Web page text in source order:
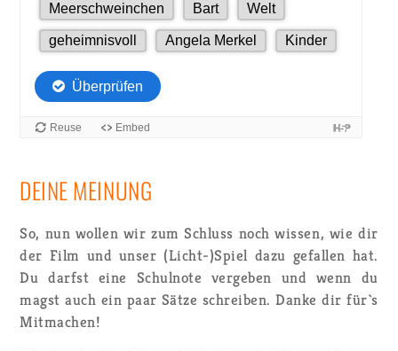
DEINE MEI­NUNG
So, nun wol­len wir zum Schluss noch wis­sen, wie dir
der Film und unser (Licht-)Spiel dazu ge­fal­len hat.
Du darfst eine Schul­no­te ver­ge­ben und wenn du
magst auch ein paar Sätze schrei­ben. Danke dir für`s
Mit­ma­chen!